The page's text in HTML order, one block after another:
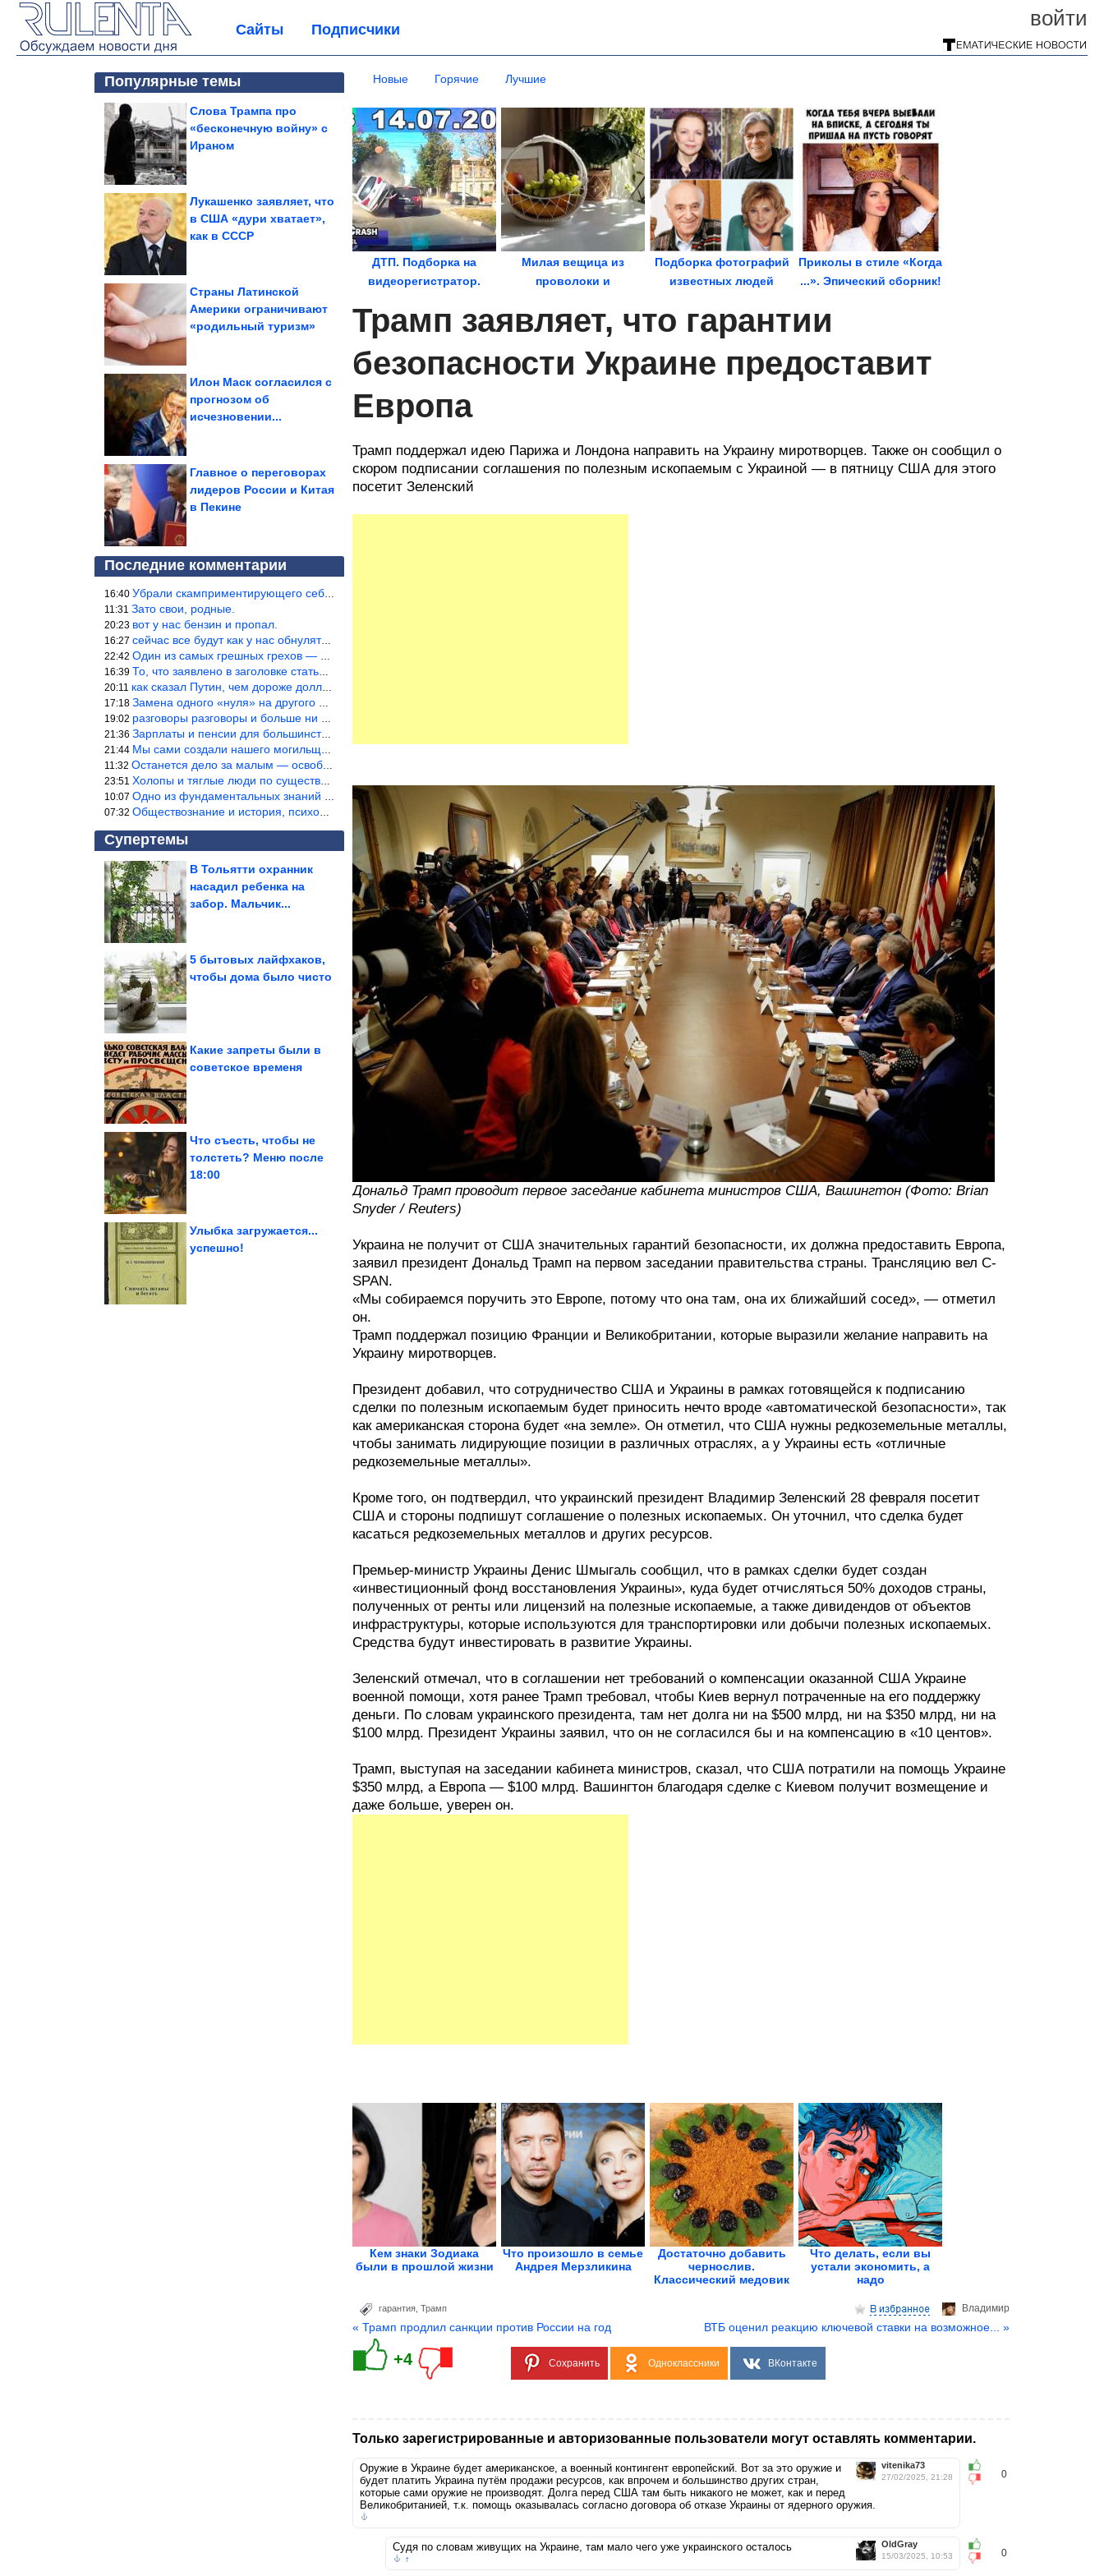
войти
Сайты Подписчики
Популярные темы
Слова Трампа про
«бесконечную войну» с
Ираном
Лукашенко заявляет, что
в США «дури хватает»,
как в СССР
Страны Латинской
Америки ограничивают
«родильный туризм»
Илон Маск согласился с
прогнозом об
исчезновении...
Главное о переговорах
лидеров России и Китая
в Пекине
Последние комментарии
16:40 Убрали скамприментирующего себя марианетку, кто будет следующим…
11:31 Зато свои, родные.
20:23 вот у нас бензин и пропал.
16:27 сейчас все будут как у нас обнуляться.
22:42 Один из самых грешных грехов — считать себя непогрешимым.
16:39 То, что заявлено в заголовке статьи противоречит утверждению &qu
20:11 как сказал Путин, чем дороже доллар тем дороже нефть продадим.
17:18 Замена одного «нуля» на другого «нуля» в рамках одной и той же с
19:02 разговоры разговоры и больше ни чего 9я часть балабола.
21:36 Зарплаты и пенсии для большинства населения в регионах нищенские
21:44 Мы сами создали нашего могильщика, это ИИ. Он нас и похоронит. М
11:32 Останется дело за малым — освободить планету Земля от глупого ви
23:51 Холопы и тяглые люди по существу одно и тоже. Буржуи и холопы сн
10:07 Одно из фундаментальных знаний правды — знание оптимума производ
07:32 Обществознание и история, психология, этика и т.д. относятся к н
Супертемы
Простые домашние
проверить...
В Тольятти охранник
насадил ребенка на
забор. Мальчик...
5 бытовых лайфхаков,
чтобы дома было чисто
Какие запреты были в
советское временя
Фотографии известных
Что съесть, чтобы не
толстеть? Меню после
18:00
Улыбка загружается...
успешно!
Новые Горячие Лучшие
ДТП. Подборка на
видеорегистратор.
Милая вещица из
проволоки и
Подборка фотографий
известных людей
Приколы в стиле «Когда
...». Эпический сборник!
Трамп заявляет, что гарантии
безопасности Украине предоставит
Европа
Трамп поддержал идею Парижа и Лондона направить на Украину миротворцев. Также он сообщил о
скором подписании соглашения по полезным ископаемым с Украиной — в пятницу США для этого
посетит Зеленский
Дональд Трамп проводит первое заседание кабинета министров США, Вашингтон (Фото: Brian
Snyder / Reuters)
Украина не получит от США значительных гарантий безопасности, их должна предоставить Европа,
заявил президент Дональд Трамп на первом заседании правительства страны. Трансляцию вел C-
SPAN.
«Мы собираемся поручить это Европе, потому что она там, она их ближайший сосед», — отметил
он.
Трамп поддержал позицию Франции и Великобритании, которые выразили желание направить на
Украину миротворцев.
Президент добавил, что сотрудничество США и Украины в рамках готовящейся к подписанию
сделки по полезным ископаемым будет приносить нечто вроде «автоматической безопасности», так
как американская сторона будет «на земле». Он отметил, что США нужны редкоземельные металлы,
чтобы занимать лидирующие позиции в различных отраслях, а у Украины есть «отличные
редкоземельные металлы».
Кроме того, он подтвердил, что украинский президент Владимир Зеленский 28 февраля посетит
США и стороны подпишут соглашение о полезных ископаемых. Он уточнил, что сделка будет
касаться редкоземельных металлов и других ресурсов.
Премьер-министр Украины Денис Шмыгаль сообщил, что в рамках сделки будет создан
«инвестиционный фонд восстановления Украины», куда будет отчисляться 50% доходов страны,
полученных от ренты или лицензий на полезные ископаемые, а также дивидендов от объектов
инфраструктуры, которые используются для транспортировки или добычи полезных ископаемых.
Средства будут инвестировать в развитие Украины.
Зеленский отмечал, что в соглашении нет требований о компенсации оказанной США Украине
военной помощи, хотя ранее Трамп требовал, чтобы Киев вернул потраченные на его поддержку
деньги. По словам украинского президента, там нет долга ни на $500 млрд, ни на $350 млрд, ни на
$100 млрд. Президент Украины заявил, что он не согласился бы и на компенсацию в «10 центов».
Трамп, выступая на заседании кабинета министров, сказал, что США потратили на помощь Украине
$350 млрд, а Европа — $100 млрд. Вашингтон благодаря сделке с Киевом получит возмещение и
даже больше, уверен он.
Кем знаки Зодиака
были в прошлой жизни
Что произошло в семье
Андрея Мерзликина
Достаточно добавить
чернослив.
Классический медовик
Что делать, если вы
устали экономить, а
надо
Владимир
гарантия Трамп
« Трамп продлил санкции против России на год ВТБ оценил реакцию ключевой ставки на возможное... »
+4 Сохранить Одноклассники ВКонтакте
Только зарегистрированные и авторизованные пользователи могут оставлять комментарии.
0
vitenika73
27/02/2025, 21:28
Оружие в Украине будет американское, а военный контингент европейский. Вот за это оружие и
будет платить Украина путём продажи ресурсов, как впрочем и большинство других стран,
которые сами оружие не производят. Долга перед США там быть никакого не может, как и перед
Великобританией, т.к. помощь оказывалась согласно договора об отказе Украины от ядерного оружия.
0
OldGray
15/03/2025, 10:53
Судя по словам живущих на Украине, там мало чего уже украинского осталось
↑